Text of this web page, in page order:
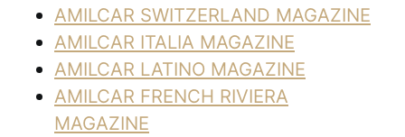
AMILCAR SWITZERLAND MAGAZINE
AMILCAR ITALIA MAGAZINE
AMILCAR LATINO MAGAZINE
AMILCAR FRENCH RIVIERA
MAGAZINE